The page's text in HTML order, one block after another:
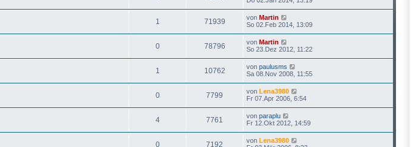
1 71939 von Martin
So 02.Feb 2014, 13:09
0 78796 von Martin
So 23.Dez 2012, 11:22
1 10762 von paulusms
Sa 08.Nov 2008, 11:55
0 7799 von Lena3980
Fr 07.Apr 2006, 6:54
4 7761 von paraplu
Fr 12.Okt 2012, 14:59
0 7192 von Lena3980